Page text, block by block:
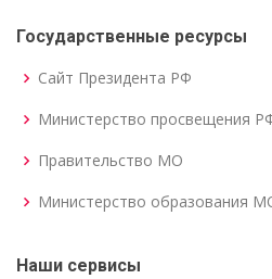
Государственные ресурсы
Сайт Президента РФ
Министерство просвещения
Правительство МО
Министерство образования
Наши сервисы